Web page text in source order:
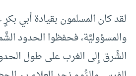
لقد كان المسلمون بقيادة أبي
والمسؤوليَّة، فحفظوا الحدود
الشَّرق إِلى الغرب على طول